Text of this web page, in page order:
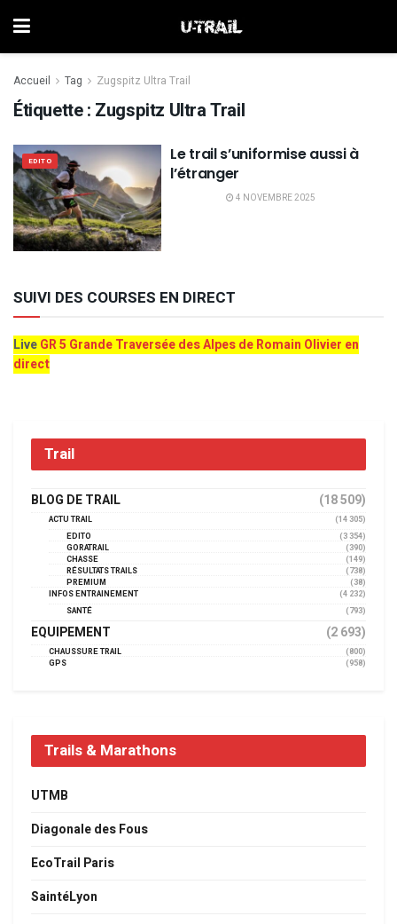
Accueil Tag Zugspitz Ultra Trail
Étiquette : Zugspitz Ultra Trail
EDITO
Le trail s’uniformise aussi à
l’étranger
4 NOVEMBRE 2025
SUIVI DES COURSES EN DIRECT
LiveGR 5 Grande Traversée des Alpes de Romain Olivier en
direct
Trail
BLOG DE TRAIL (18 509)
ACTU TRAIL
(14 305)
EDITO
(3 354)
GORATRAIL
(390)
CHASSE
(149)
RÉSULTATS TRAILS
(738)
PREMIUM
(38)
INFOS ENTRAINEMENT
(4 232)
SANTÉ
(793)
EQUIPEMENT (2 693)
CHAUSSURE TRAIL
(800)
GPS
(958)
Trails & Marathons
UTMB
Diagonale des Fous
EcoTrail Paris
SaintéLyon